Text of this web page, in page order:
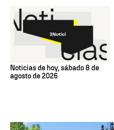
Noticias de hoy, sábado 8 de
agosto de 2026